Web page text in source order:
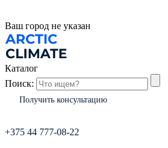
Ваш город не указан
Каталог
Поиск:
Получить консультацию
+375 44 777-08-22